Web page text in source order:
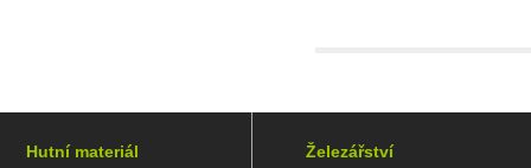
Hutní materiál Železářství